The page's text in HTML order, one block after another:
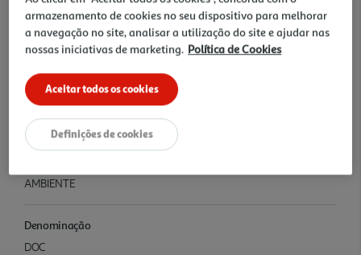
Teor Alcoolico
13.50
Ingredientes/Composição
CONTEM SULFITOS
AMBIENTE
Denominação
DOC
armazenamento de cookies no seu dispositivo para melhorar
a navegação no site, analisar a utilização do site e ajudar nas
nossas iniciativas de marketing. Política de Cookies
Aceitar todos os cookies
Definições de cookies